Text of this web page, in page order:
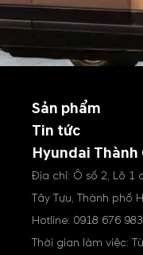
Sản phẩm
Tin tức
Hyundai Thành
Địa chỉ: Ô số 2, Lô 1
Tây Tựu, Thành phố
Hotline: 0918 676 983
Thời gian làm việc: